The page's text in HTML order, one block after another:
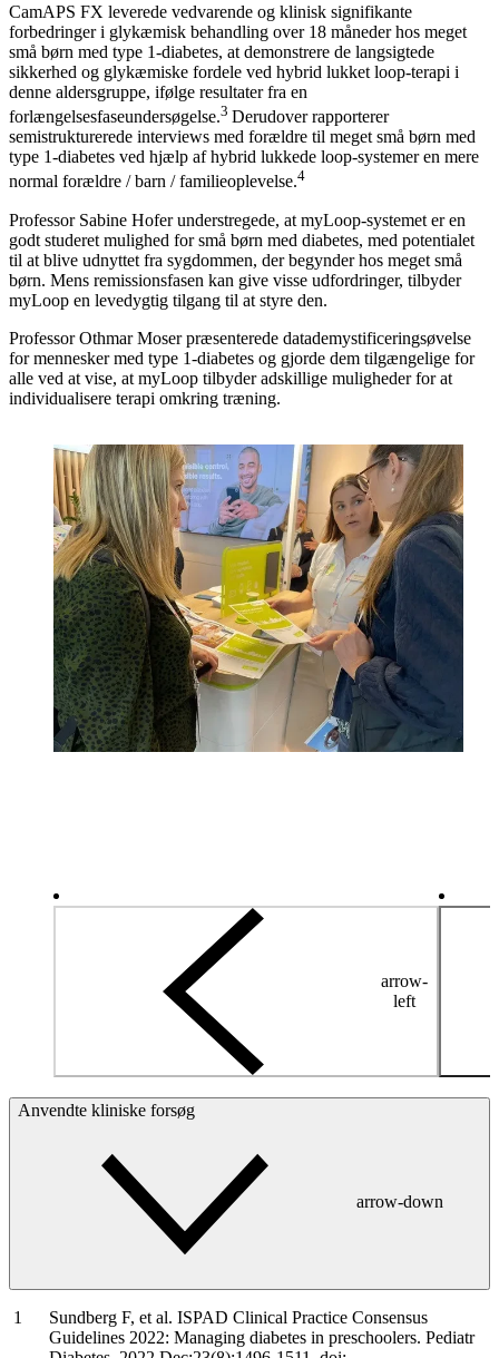
CamAPS FX leverede vedvarende og klinisk signifikante
forbedringer i glykæmisk behandling over 18 måneder hos meget
små børn med type 1-diabetes, at demonstrere de langsigtede
sikkerhed og glykæmiske fordele ved hybrid lukket loop-terapi i
denne aldersgruppe, ifølge resultater fra en
forlængelsesfaseundersøgelse.3 Derudover rapporterer
semistrukturerede interviews med forældre til meget små børn med
type 1-diabetes ved hjælp af hybrid lukkede loop-systemer en mere
normal forældre / barn / familieoplevelse.4
Professor Sabine Hofer understregede, at myLoop-systemet er en
godt studeret mulighed for små børn med diabetes, med potentialet
til at blive udnyttet fra sygdommen, der begynder hos meget små
børn. Mens remissionsfasen kan give visse udfordringer, tilbyder
myLoop en levedygtig tilgang til at styre den.
Professor Othmar Moser præsenterede datademystificeringsøvelse
for mennesker med type 1-diabetes og gjorde dem tilgængelige for
alle ved at vise, at myLoop tilbyder adskillige muligheder for at
individualisere terapi omkring træning.
arrow-
left
Anvendte kliniske forsøg
arrow-down
Sundberg F, et al. ISPAD Clinical Practice Consensus
Guidelines 2022: Managing diabetes in preschoolers. Pediatr